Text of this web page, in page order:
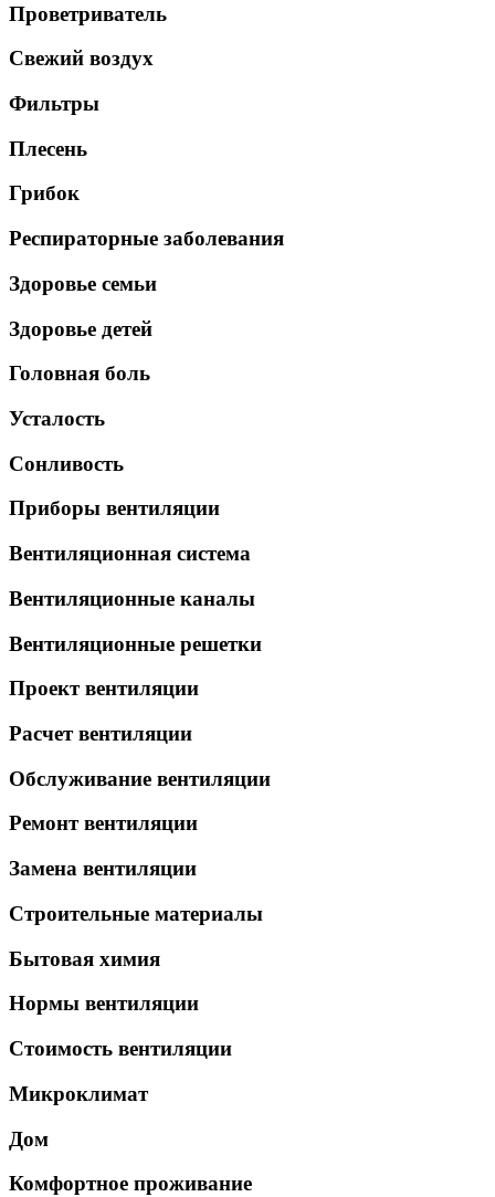
Проветриватель
Свежий воздух
Фильтры
Плесень
Грибок
Респираторные заболевания
Здоровье семьи
Здоровье детей
Головная боль
Усталость
Сонливость
Приборы вентиляции
Вентиляционная система
Вентиляционные каналы
Вентиляционные решетки
Проект вентиляции
Расчет вентиляции
Обслуживание вентиляции
Ремонт вентиляции
Замена вентиляции
Строительные материалы
Бытовая химия
Нормы вентиляции
Стоимость вентиляции
Микроклимат
Дом
Комфортное проживание